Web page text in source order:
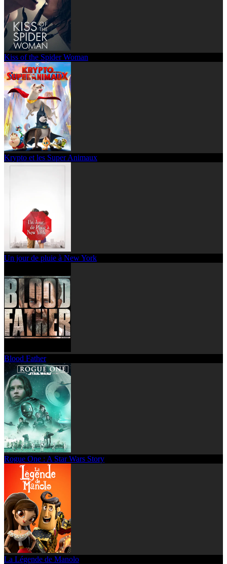
Kiss of the Spider Woman
Krypto et les Super Animaux
Un jour de pluie à New York
Blood Father
Rogue One : A Star Wars Story
La Légende de Manolo